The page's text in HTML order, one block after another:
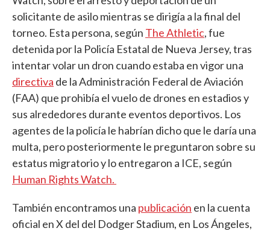
solicitante de asilo mientras se dirigía a la final del
torneo. Esta persona, según The Athletic, fue
detenida por la Policía Estatal de Nueva Jersey, tras
intentar volar un dron cuando estaba en vigor una
directiva de la Administración Federal de Aviación
(FAA) que prohibía el vuelo de drones en estadios y
sus alrededores durante eventos deportivos. Los
agentes de la policía le habrían dicho que le daría una
multa, pero posteriormente le preguntaron sobre su
estatus migratorio y lo entregaron a ICE, según
Human Rights Watch.
También encontramos una publicación en la cuenta
oficial en X del del Dodger Stadium, en Los Ángeles,